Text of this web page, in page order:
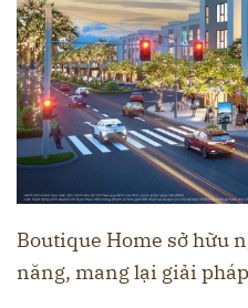
Boutique Home sở hữu
năng, mang lại giải